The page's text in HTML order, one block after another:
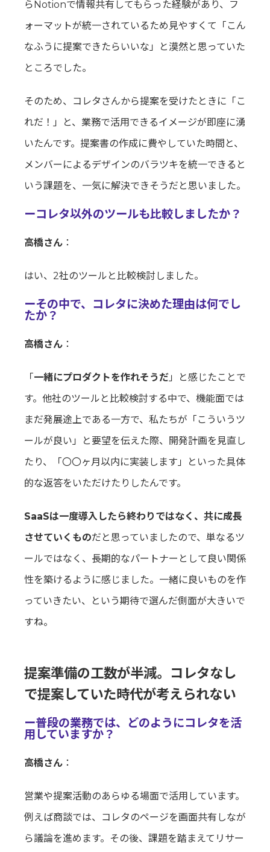
らNotionで情報共有してもらった経験があり、フ
ォーマットが統一されているため見やすくて「こん
なふうに提案できたらいいな」と漠然と思っていた
ところでした。
そのため、コレタさんから提案を受けたときに「こ
れだ！」と、業務で活用できるイメージが即座に湧
いたんです。提案書の作成に費やしていた時間と、
メンバーによるデザインのバラツキを統一できると
いう課題を、一気に解決できそうだと思いました。
ーコレタ以外のツールも比較しましたか？
高橋さん ：
はい、2社のツールと比較検討しました。
ーその中で、コレタに決めた理由は何でし
たか？
高橋さん ：
「 一緒にプロダクトを作れそうだ 」と感じたことで
す。他社のツールと比較検討する中で、機能面では
まだ発展途上である一方で、私たちが「こういうツ
ールが良い」と要望を伝えた際、開発計画を見直し
たり、「〇〇ヶ月以内に実装します」といった具体
的な返答をいただけたりしたんです。
SaaSは一度導入したら終わりではなく、共に成長
させていくものだと思っていましたので、単なるツ
ールではなく、長期的なパートナーとして良い関係
性を築けるように感じました。一緒に良いものを作
っていきたい、という期待で選んだ側面が大きいで
すね。
提案準備の工数が半減。コレタなし
で提案していた時代が考えられない
ー普段の業務では、どのようにコレタを活
用していますか？
高橋さん ：
営業や提案活動のあらゆる場面で活用しています。
例えば商談では、コレタのページを画面共有しなが
ら議論を進めます。その後、課題を踏まえてリサー